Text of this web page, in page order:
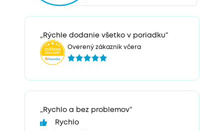
„Rýchle dodanie všetko v poriadku“
Overený zákazník včera
„Rychlo a bez problemov“
Rychlo